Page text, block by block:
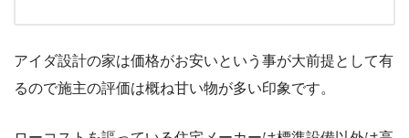
アイダ設計の家は価格がお安いという事が大前提として有
るので施主の評価は概ね甘い物が多い印象です。